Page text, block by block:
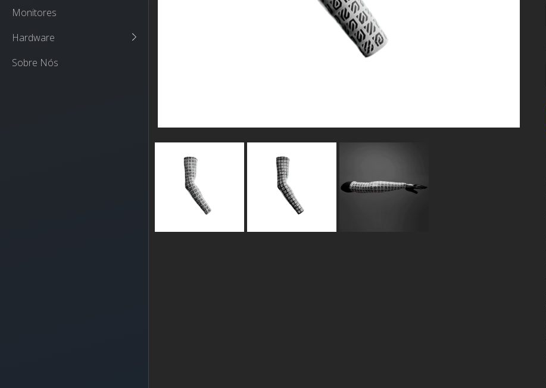
Monitores
Hardware
Sobre Nós